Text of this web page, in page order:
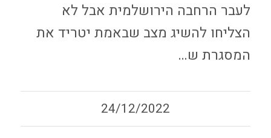
לעבר הרחבה הירושלמית אבל לא
הצליחו להשיג מצב שבאמת יטריד את
המסגרת ש…
24/12/2022